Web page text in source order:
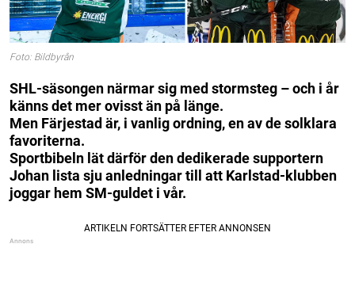
Foto: Bildbyrån
SHL-säsongen närmar sig med stormsteg – och i år
känns det mer ovisst än på länge.
Men Färjestad är, i vanlig ordning, en av de solklara
favoriterna.
Sportbibeln lät därför den dedikerade supportern
Johan lista sju anledningar till att Karlstad-klubben
joggar hem SM-guldet i vår.